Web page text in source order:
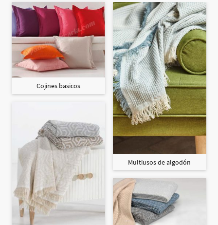
Cojines basicos
Multiusos de algodón